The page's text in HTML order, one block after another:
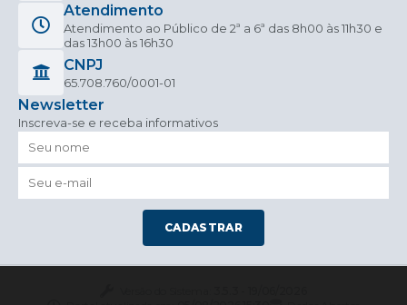
Atendimento
Atendimento ao Público de 2ª a 6ª das 8h00 às 11h30 e
das 13h00 às 16h30
CNPJ
65.708.760/0001-01
Newsletter
Inscreva-se e receba informativos
CADASTRAR